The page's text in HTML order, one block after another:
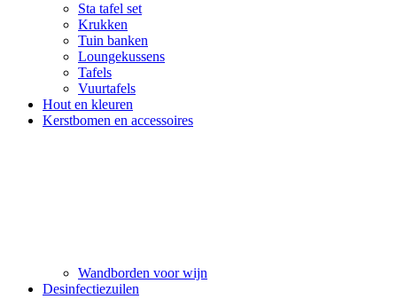
Sta tafel set
Krukken
Tuin banken
Loungekussens
Tafels
Vuurtafels
Hout en kleuren
Kerstbomen en accessoires
Wandborden voor wijn
Desinfectiezuilen